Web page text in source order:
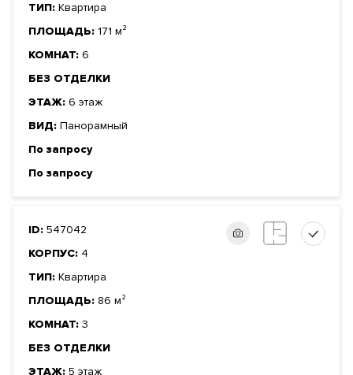
ТИП: Квартира
ПЛОЩАДЬ: 171 м²
КОМНАТ: 6
БЕЗ ОТДЕЛКИ
ЭТАЖ: 6 этаж
ВИД: Панорамный
По запросу
По запросу
ID: 547042
КОРПУС: 4
ТИП: Квартира
ПЛОЩАДЬ: 86 м²
КОМНАТ: 3
БЕЗ ОТДЕЛКИ
ЭТАЖ: 5 этаж